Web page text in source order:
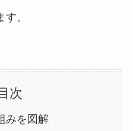
。
次
みを図解